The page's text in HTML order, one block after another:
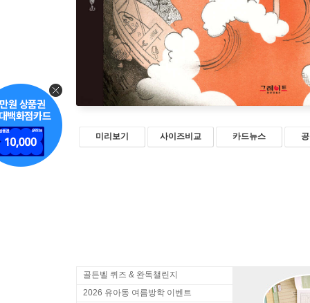
미리보기 사이즈비교 카드뉴스
골든벨 퀴즈 & 완독챌린지
2026 유아동 여름방학 이벤트